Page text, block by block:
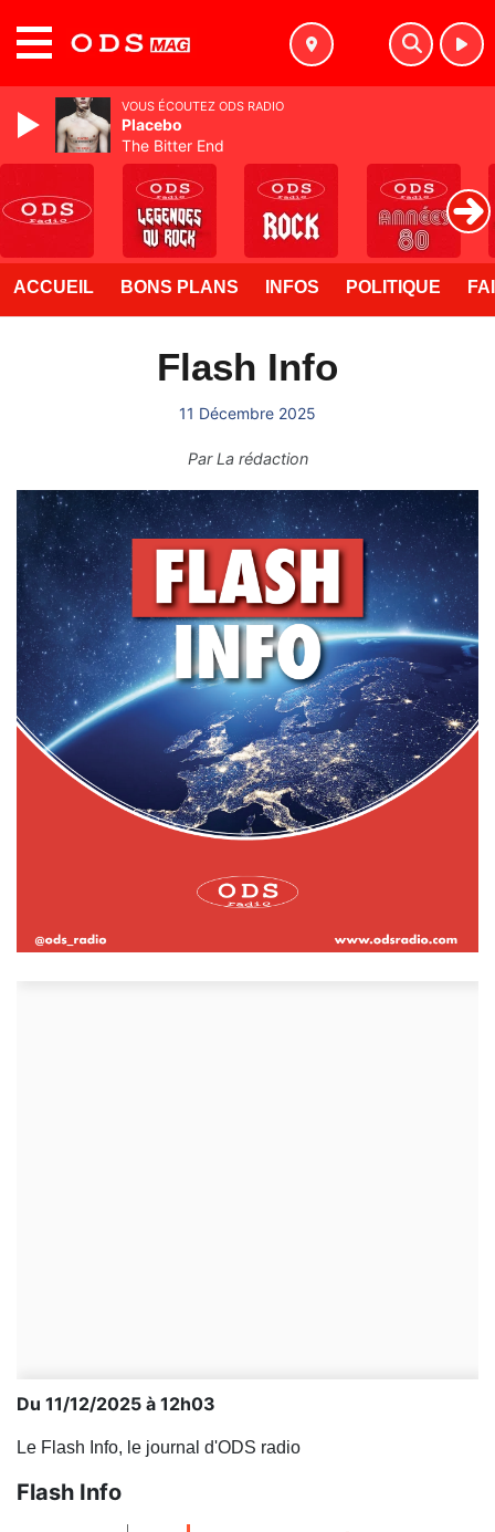
ACCUEIL BONS PLANS INFOS POLITIQUE
Flash Info
11 Décembre 2025
ParLa rédaction
Du 11/12/2025 à 12h03
Le Flash Info, le journal d'ODS radio
Flash Info
VOUS ÉCOUTEZ ODS RADIO
Placebo
The Bitter End